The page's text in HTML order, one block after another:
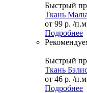
Быстрый
Ткань
от 99 р. /п.м
Подробнее
Быстрый
Ткань
от 46 р. /п.м
Подробнее